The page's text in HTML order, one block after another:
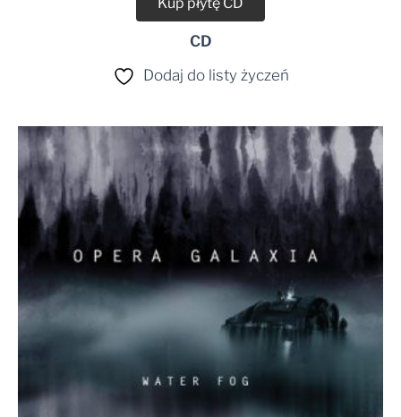
Kup płytę CD
CD
Dodaj do listy życzeń